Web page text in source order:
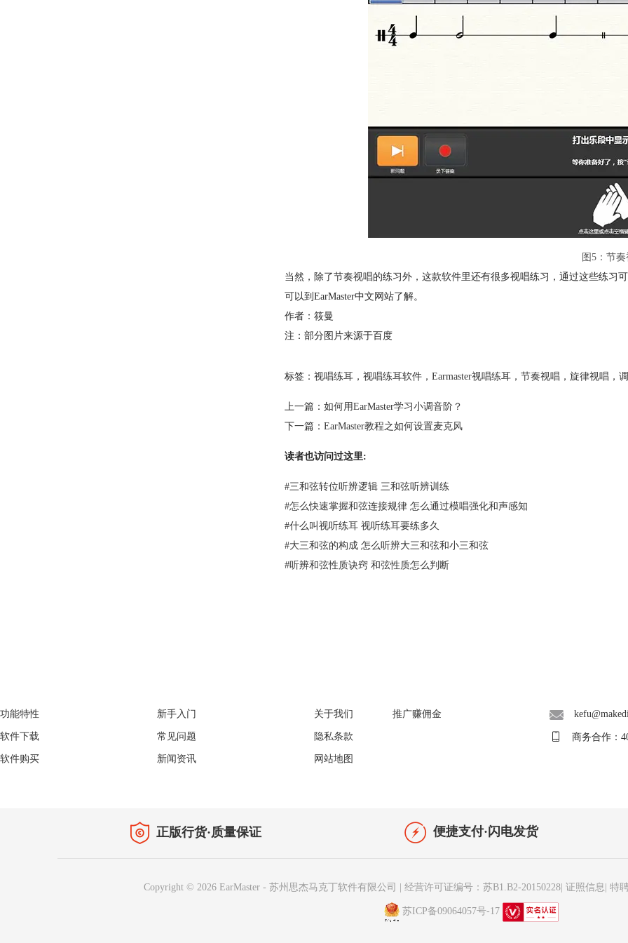
图5：节
当然，除了节奏视唱的练习外，这款软件里还有很多视唱练习，通过这些练习
可以到EarMaster中文网站了解。
作者：筱曼
注：部分图片来源于百度
标签： 视唱练耳 ， 视唱练耳软件 ， Earmaster视唱练耳 ， 节奏视唱 ， 旋律视唱 ，
上一篇： 如何用EarMaster学习小调音阶？
下一篇： EarMaster教程之如何设置麦克风
读者也访问过这里:
#三和弦转位听辨逻辑 三和弦听辨训练
#怎么快速掌握和弦连接规律 怎么通过模唱强化和声感知
#什么叫视听练耳 视听练耳要练多久
#大三和弦的构成 怎么听辨大三和弦和小三和弦
#听辨和弦性质诀窍 和弦性质怎么判断
功能特性
软件下载
软件购买
新手入门
常见问题
新闻资讯
关于我们
隐私条款
网站地图
推广赚佣金
商务合作：
正版行货·质量保证 便捷支付·闪电发货
Copyright © 2026 EarMaster - 苏州思杰马克丁软件有限公司 经营许可证编号：苏B1.B2-20150228| 证照信息 特
苏ICP备09064057号-17